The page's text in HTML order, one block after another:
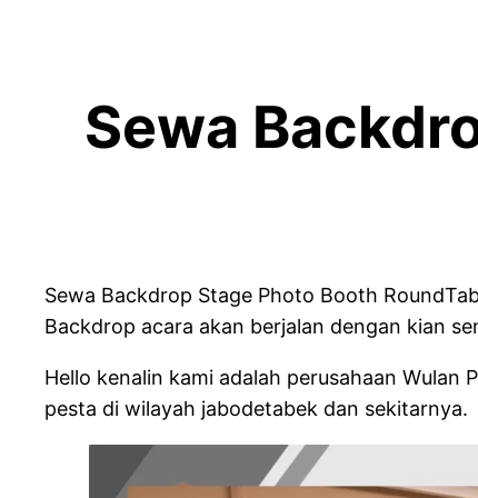
Sewa
Sewa Backdrop Stage Photo Booth
Backdrop acara akan berjalan dengan kian
Hello kenalin kami adalah perusahaan
pesta di wilayah jabodetabek dan sekitarnya.